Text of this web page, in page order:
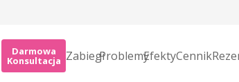
Darmowa
Konsultacja ZabiegiProblemyEfektyCennik